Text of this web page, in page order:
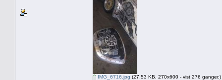
IMG_6716.jpg (27.53 KB, 270x600 - vist 276 ganger.)